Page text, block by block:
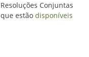
Conjuntas
que estão disponíveis